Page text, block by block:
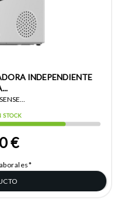
INDEPENDIENTE
STOCK
€